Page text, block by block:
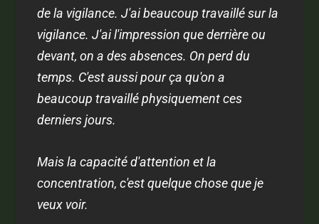
de la vigilance. J'ai beaucoup travaillé sur la
vigilance. J'ai l'impression que derrière ou
devant, on a des absences. On perd du
temps. C'est aussi pour ça qu'on a
beaucoup travaillé physiquement ces
derniers jours.
Mais la capacité d'attention et la
concentration, c'est quelque chose que je
veux voir.